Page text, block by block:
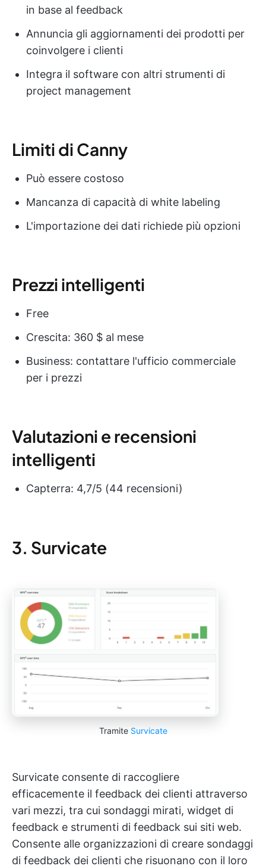
in base al feedback
Annuncia gli aggiornamenti dei prodotti per
coinvolgere i clienti
Integra il software con altri strumenti di
project management
Limiti di Canny
Può essere costoso
Mancanza di capacità di white labeling
L'importazione dei dati richiede più opzioni
Prezzi intelligenti
Free
Crescita: 360 $ al mese
Business: contattare l'ufficio commerciale
per i prezzi
Valutazioni e recensioni
intelligenti
Capterra: 4,7/5 (44 recensioni)
3. Survicate
Tramite Survicate
Survicate consente di raccogliere
efficacemente il feedback dei clienti attraverso
vari mezzi, tra cui sondaggi mirati, widget di
feedback e strumenti di feedback sui siti web.
Consente alle organizzazioni di creare sondaggi
di feedback dei clienti che risuonano con il loro